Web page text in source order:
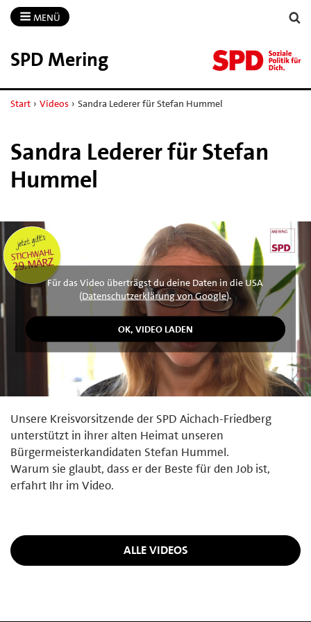
MENÜ
SPD Mering
Start › Videos › Sandra Lederer für Stefan Hummel
Sandra Lederer für Stefan
Hummel
Für das Video überträgst du deine Daten in die USA
(Datenschutzerklärung von Google).
Unsere Kreisvorsitzende der SPD Aichach-Friedberg
unterstützt in ihrer alten Heimat unseren
Bürgermeisterkandidaten Stefan Hummel.
Warum sie glaubt, dass er der Beste für den Job ist,
erfahrt Ihr im Video.
ALLE VIDEOS